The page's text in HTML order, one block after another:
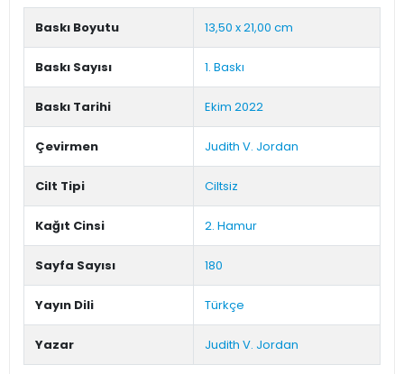
Baskı Boyutu 13,50 x 21,00 cm
Baskı Sayısı 1. Baskı
Baskı Tarihi Ekim 2022
Çevirmen Judith V. Jordan
Cilt Tipi Ciltsiz
Kağıt Cinsi 2. Hamur
Sayfa Sayısı 180
Yayın Dili Türkçe
Yazar Judith V. Jordan